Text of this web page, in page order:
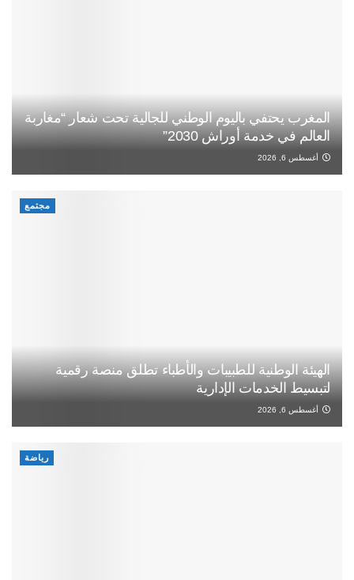
المغرب يحتفي باليوم الوطني للجالية تحت شعار “مغاربة
العالم في خدمة أوراش 2030”
أغسطس 6, 2026
مجتمع
الهيئة الوطنية للطبيبات والأطباء تطلق منصة رقمية
لتبسيط الخدمات الإدارية
أغسطس 6, 2026
رياضة